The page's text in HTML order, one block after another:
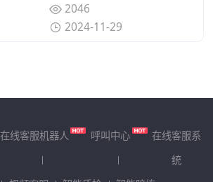
2046
2024-11-29
在线客服机器人 呼叫中心
在线客服系
统